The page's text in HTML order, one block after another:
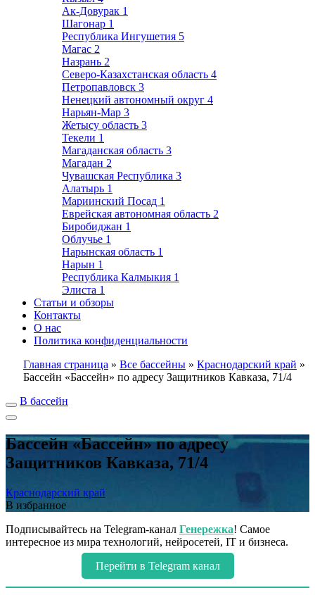
Ак-Довурак 1
Шагонар 1
Республика Ингушетия 5
Магас 2
Назрань 2
Северо-Казахстанская область 4
Петропавловск 3
Ненецкий автономный округ 4
Нарьян-Мар 3
Жетысу область 3
Текели 1
Магаданская область 3
Магадан 2
Чувашская Республика 3
Алатырь 1
Мариинский Посад 1
Еврейская автономная область 2
Биробиджан 1
Облучье 1
Нарынская область 1
Нарын 1
Республика Калмыкия 1
Элиста 1
Статьи и обзоры
Контакты
О нас
Политика конфиденциальности
Главная страница » Все бассейны » Краснодарский край »
Бассейн «Бассейн» по адресу Защитников Кавказа, 71/4
В бассейн
Бассейн «Бассейн» по адресу
Защитников Кавказа, 71/4
Краснодарский край
В избранное
Подписывайтесь на Telegram-канал Генережка! Самое
интересное из мира технологий, нейросетей, IT и бизнеса.
Перейти в Telegram канал